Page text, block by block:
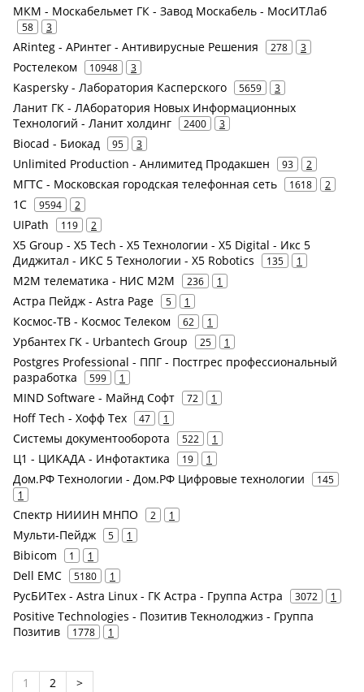
МКМ - Москабельмет ГК - Завод Москабель - МосИТЛаб
58 3
ARinteg - АРинтег - Антивирусные Решения 278 3
Ростелеком 10948 3
Kaspersky - Лаборатория Касперского 5659 3
Ланит ГК - ЛАборатория Новых Информационных
Технологий - Ланит холдинг
2400 3
Biocad - Биокад 95 3
Unlimited Production - Анлимитед Продакшен 93 2
МГТС - Московская городская телефонная сеть 1618 2
1С 9594 2
UIPath 119 2
X5 Group - X5 Tech - X5 Технологии - X5 Digital - Икс 5
Диджитал - ИКС 5 Технологии - X5 Robotics
135 1
М2М телематика - НИС М2М 236 1
Астра Пейдж - Astra Page 5 1
Космос-ТВ - Космос Телеком 62 1
Урбантех ГК - Urbantech Group 25 1
Postgres Professional - ППГ - Постгрес профессиональный
разработка
599 1
MIND Software - Майнд Софт 72 1
Hoff Tech - Хофф Тех 47 1
Системы документооборота 522 1
Ц1 - ЦИКАДА - Инфотактика 19 1
Дом.РФ Технологии - Дом.РФ Цифровые технологии
145
1
Спектр НИИИН МНПО 2 1
Мульти-Пейдж 5 1
Bibicom 1 1
Dell EMC 5180 1
РусБИТех - Astra Linux - ГК Астра - Группа Астра 3072 1
Positive Technologies - Позитив Текнолоджиз - Группа
Позитив
1778 1
1 2 >